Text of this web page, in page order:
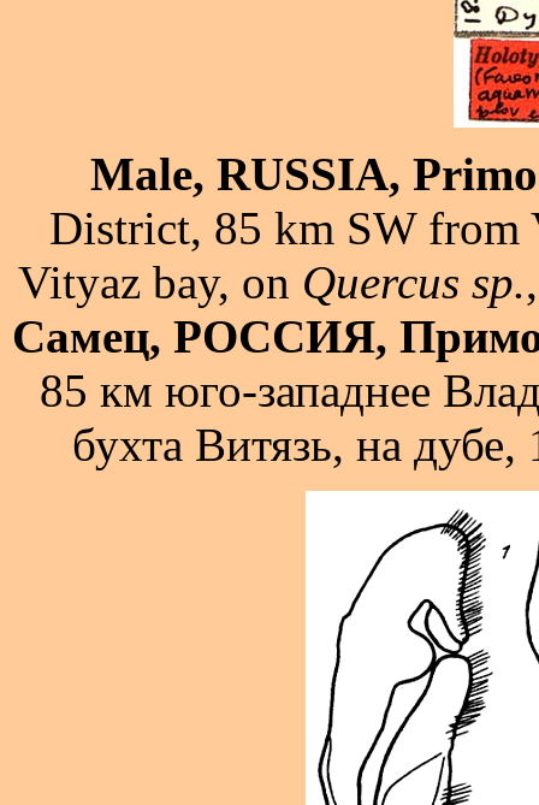
Male, RUSSIA,
District, 85 km SW from
Vityaz bay, on Quercus sp.
Самец, РОССИЯ,
85 км юго-западнее
бухта Витязь, на